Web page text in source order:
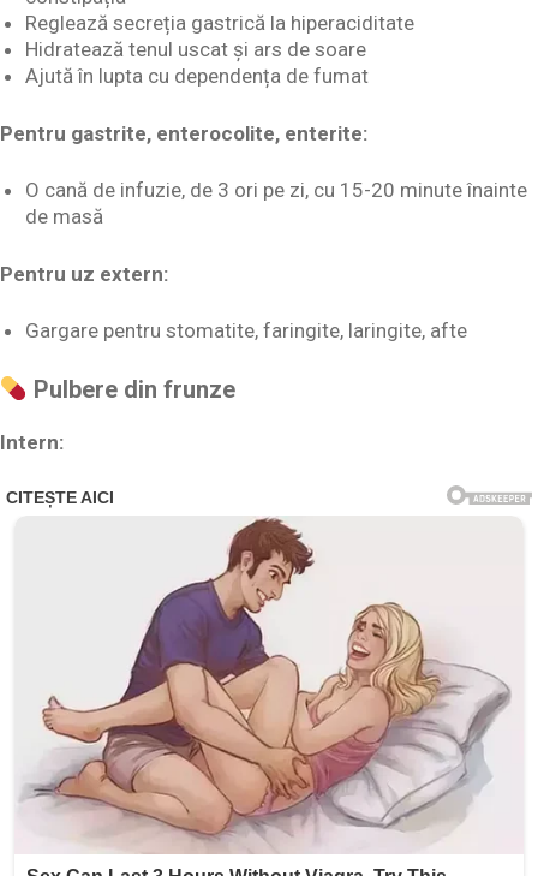
Reglează secreția gastrică la hiperaciditate
Hidratează tenul uscat și ars de soare
Ajută în lupta cu dependența de fumat
Pentru gastrite, enterocolite, enterite:
O cană de infuzie, de 3 ori pe zi, cu 15-20 minute înainte
de masă
Pentru uz extern:
Gargare pentru stomatite, faringite, laringite, afte
Pulbere din frunze
Intern: